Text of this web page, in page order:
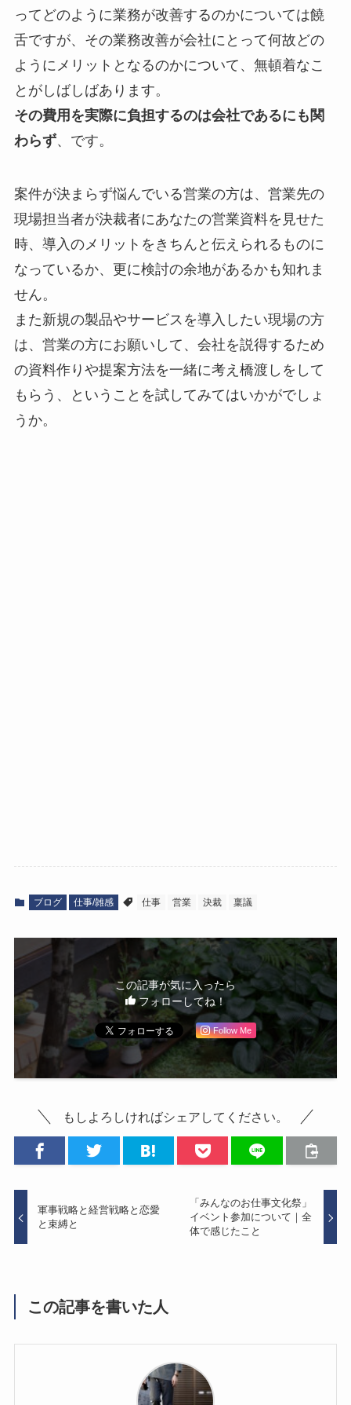
ってどのように業務が改善するのかについては饒
舌ですが、その業務改善が会社にとって何故どの
ようにメリットとなるのかについて、無頓着なこ
とがしばしばあります。
その費用を実際に負担するのは会社であるにも関
わらず、です。
案件が決まらず悩んでいる営業の方は、営業先の
現場担当者が決裁者にあなたの営業資料を見せた
時、導入のメリットをきちんと伝えられるものに
なっているか、更に検討の余地があるかも知れま
せん。
また新規の製品やサービスを導入したい現場の方
は、営業の方にお願いして、会社を説得するため
の資料作りや提案方法を一緒に考え橋渡しをして
もらう、ということを試してみてはいかがでしょ
うか。
ブログ 仕事/雑感 仕事 営業 決裁 稟議
この記事が気に入ったら
フォローしてね！
Follow Me
もしよろしければシェアしてください。
軍事戦略と経営戦略と恋愛
と束縛と
「みんなのお仕事文化祭」
イベント参加について｜全
体で感じたこと
この記事を書いた人